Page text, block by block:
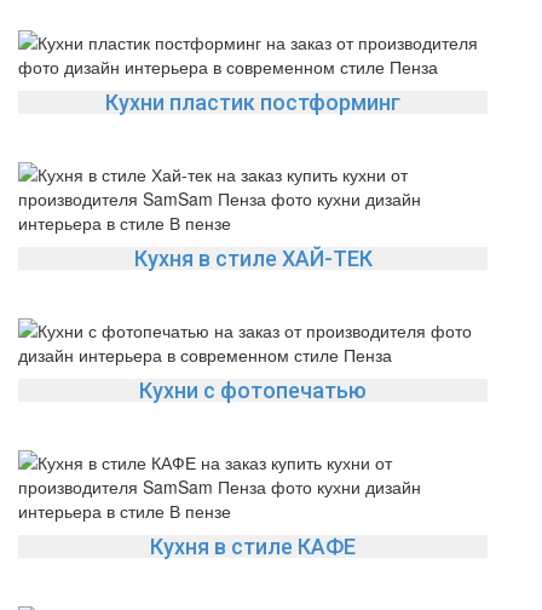
Кухни пластик постформинг
Кухня в стиле ХАЙ-ТЕК
Кухни с фотопечатью
Кухня в стиле КАФЕ